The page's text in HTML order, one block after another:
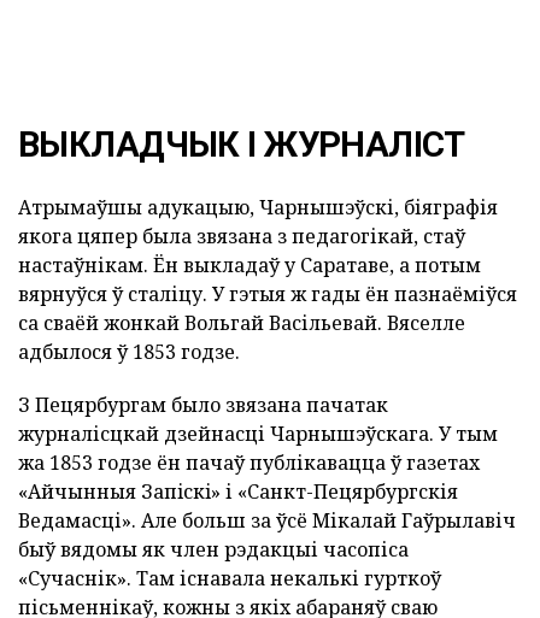
ВЫКЛАДЧЫК І ЖУРНАЛІСТ
Атрымаўшы адукацыю, Чарнышэўскі, біяграфія
якога цяпер была звязана з педагогікай, стаў
настаўнікам. Ён выкладаў у Саратаве, а потым
вярнуўся ў сталіцу. У гэтыя ж гады ён пазнаёміўся
са сваёй жонкай Вольгай Васільевай. Вяселле
адбылося ў 1853 годзе.
З Пецярбургам было звязана пачатак
журналісцкай дзейнасці Чарнышэўскага. У тым
жа 1853 годзе ён пачаў публікавацца ў газетах
«Айчынныя Запiскi» і «Санкт-Пецярбургскія
Ведамасці». Але больш за ўсё Мікалай Гаўрылавіч
быў вядомы як член рэдакцыі часопіса
«Сучаснік». Там існавала некалькі гурткоў
пісьменнікаў, кожны з якіх абараняў сваю